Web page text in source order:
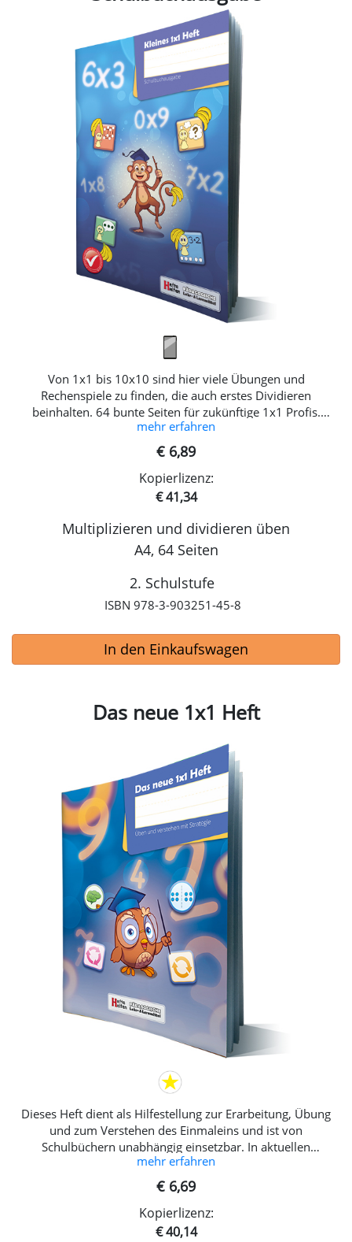
Von 1x1 bis 10x10 sind hier viele Übungen und
Rechenspiele zu finden, die auch erstes Dividieren
beinhalten. 64 bunte Seiten für zukünftige 1x1 Profis.
Lernen wird mobil – App Kurs zum Lernheft:
https://store.esquirrel.at/kleines-1x1-heft Inhalt 1x1 bis
10x10 zum Teilen lernen für RechenmeisterInnen.
mehr erfahren
€ 6,89
Kopierlizenz:
€ 41,34
Multiplizieren und dividieren üben
A4, 64 Seiten
2. Schulstufe
ISBN 978-3-903251-45-8
In den Einkaufswagen
Das neue 1x1 Heft
Dieses Heft dient als Hilfestellung zur Erarbeitung, Übung
und zum Verstehen des Einmaleins und ist von
Schulbüchern unabhängig einsetzbar. In aktuellen
didaktischen Modellen zur Erarbeitung des Einmaleins ist
eine Verschiebung vom Reihengedanken zu einer
Erschließung von Einmaleins-Aufgbaben mithilfe
verschiedener Strategien ersichtlich. Ausgehend von
verinnerlichten Kernaufgaben erarbeiten sich Kinder weitere
mehr erfahren
€ 6,69
Kopierlizenz:
€ 40,14